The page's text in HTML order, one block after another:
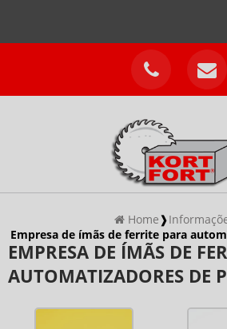
Home❱
Empresa de ímãs de ferrite para
EMPRESA DE ÍMÃS DE
AUTOMATIZADORES DE